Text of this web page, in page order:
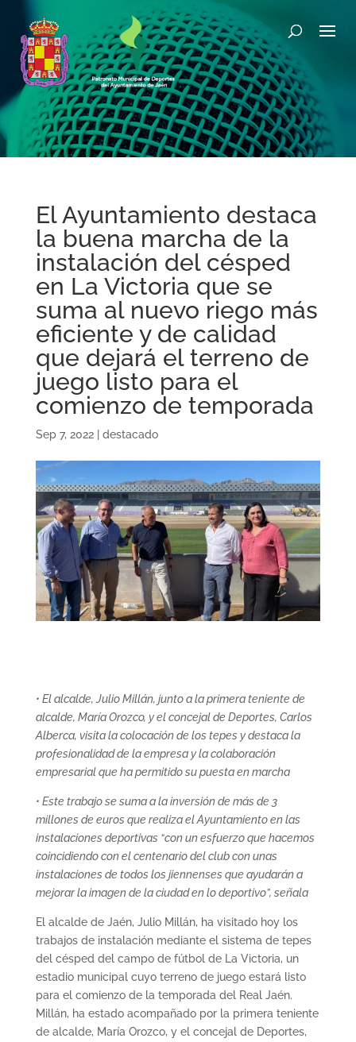
El Ayuntamiento destaca
la buena marcha de la
instalación del césped
en La Victoria que se
suma al nuevo riego más
eficiente y de calidad
que dejará el terreno de
juego listo para el
comienzo de temporada
Sep 7, 2022| destacado
• El alcalde, Julio Millán, junto a la primera teniente de
alcalde, María Orozco, y el concejal de Deportes, Carlos
Alberca, visita la colocación de los tepes y destaca la
profesionalidad de la empresa y la colaboración
empresarial que ha permitido su puesta en marcha
• Este trabajo se suma a la inversión de más de 3
millones de euros que realiza el Ayuntamiento en las
instalaciones deportivas “con un esfuerzo que hacemos
coincidiendo con el centenario del club con unas
instalaciones de todos los jiennenses que ayudarán a
mejorar la imagen de la ciudad en lo deportivo”, señala
El alcalde de Jaén, Julio Millán, ha visitado hoy los
trabajos de instalación mediante el sistema de tepes
del césped del campo de fútbol de La Victoria, un
estadio municipal cuyo terreno de juego estará listo
para el comienzo de la temporada del Real Jaén.
Millán, ha estado acompañado por la primera teniente
de alcalde, María Orozco, y el concejal de Deportes,